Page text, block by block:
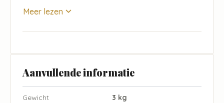
Meer lezen
Aanvullende informatie
Gewicht 3 kg